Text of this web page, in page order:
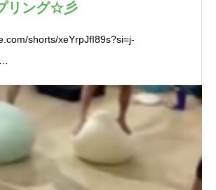
リング☆彡
shorts/xeYrpJfI89s?si=j-